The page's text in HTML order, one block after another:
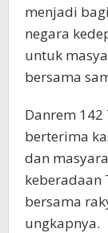
menjadi
negara
untuk
bersama
Danrem
berterima
dan
keberadaan
bersama
ungkapnya.